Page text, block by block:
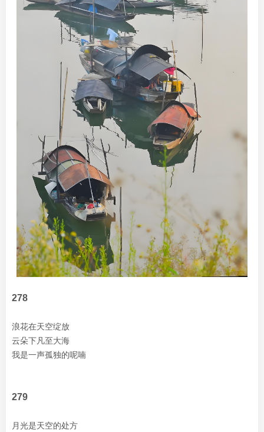
278
浪花在天空绽放
云朵下凡至大海
我是一声孤独的呢喃
279
月光是天空的处方